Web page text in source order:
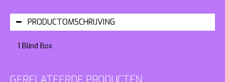
PRODUCTOMSCHRIJVING
1 Blind Box